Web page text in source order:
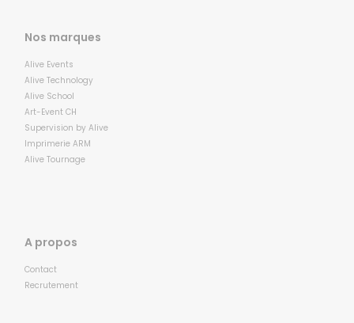
Nos marques
Alive Events
Alive Technology
Alive School
Art-Event CH
Supervision by Alive
Imprimerie ARM
Alive Tournage
A propos
Contact
Recrutement